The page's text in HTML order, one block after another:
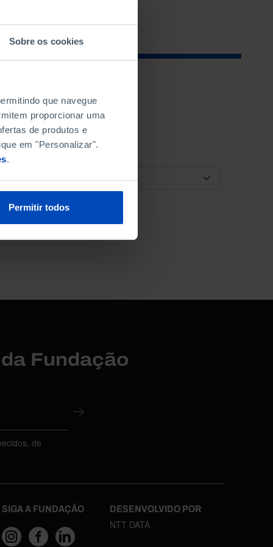
Sobre os cookies
que navegue
proporcionar uma
de produtos e
em "Personalizar".
.
Permitir todos
ORDENAR POR
Fundação
de
SIGA A FUNDAÇÃO DESENVOLVIDO POR
NTT DATA